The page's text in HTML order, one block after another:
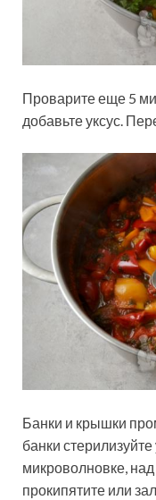
Проварите еще 5
добавьте уксус.
Банки и крышки
банки
микроволновке,
прокипятите или